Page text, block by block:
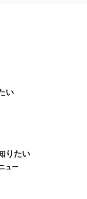
い
りたい
ュー